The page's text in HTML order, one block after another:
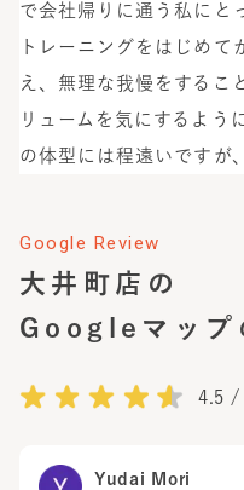
で会社帰りに通う私にと
トレーニングをはじめて
え、無理な我慢をするこ
リュームを気にするよう
の体型には程遠いですが
大井町店 の
Googleマップ
Google Review
4.5 /
Yudai Mori